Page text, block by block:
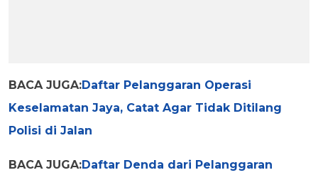
BACA JUGA:Daftar Pelanggaran Operasi
Keselamatan Jaya, Catat Agar Tidak Ditilang
Polisi di Jalan
BACA JUGA:Daftar Denda dari Pelanggaran